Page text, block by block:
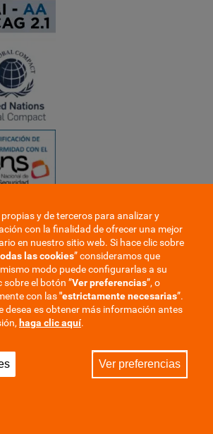
❮
❯
Cookies
y de terceros para analizar y
con la finalidad de ofrecer una mejor
en nuestro sitio web. Si hace clic sobre
las cookies” consideramos que
modo puede configurarlas a su
el botón ”Ver preferencias”, o
con las"estrictamentenecesarias”.
desea es obtener más información antes
haga clic aquí.
Ver preferencias